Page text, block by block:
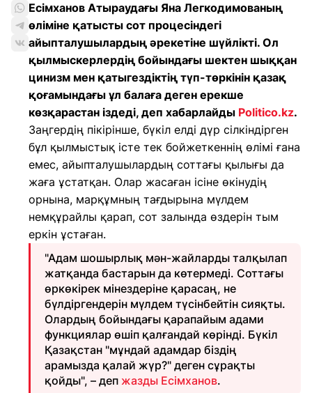
Есімханов Атыраудағы Яна Легкодимованың
өліміне қатысты сот процесіндегі
айыпталушылардың әрекетіне шүйлікті. Ол
қылмыскерлердің бойындағы шектен шыққан
цинизм мен қатыгездіктің түп-төркінін қазақ
қоғамындағы ұл балаға деген ерекше
көзқарастан іздеді, деп хабарлайды Politico.kz.
Заңгердің пікірінше, бүкіл елді дүр сілкіндірген
бұл қылмыстық істе тек бойжеткеннің өлімі ғана
емес, айыпталушылардың соттағы қылығы да
жаға ұстатқан. Олар жасаған ісіне өкінудің
орнына, марқұмның тағдырына мүлдем
немқұрайлы қарап, сот залында өздерін тым
еркін ұстаған.
"Адам шошырлық мән-жайларды талқылап
жатқанда бастарын да көтермеді. Соттағы
өркөкірек мінездеріне қарасаң, не
бүлдіргендерін мүлдем түсінбейтін сияқты.
Олардың бойындағы қарапайым адами
функциялар өшіп қалғандай көрінді. Бүкіл
Қазақстан "мұндай адамдар біздің
арамызда қалай жүр?" деген сұрақты
қойды", – деп жазды Есімханов.